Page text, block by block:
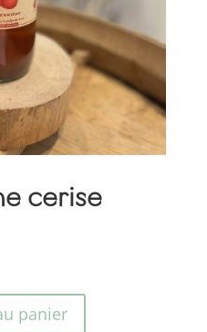
cerise
panier